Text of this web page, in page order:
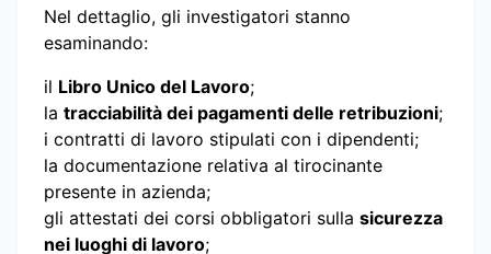
Nel dettaglio, gli investigatori stanno
esaminando:
il Libro Unico del Lavoro;
la tracciabilità dei pagamenti delle retribuzioni;
i contratti di lavoro stipulati con i dipendenti;
la documentazione relativa al tirocinante
presente in azienda;
gli attestati dei corsi obbligatori sulla sicurezza
nei luoghi di lavoro;